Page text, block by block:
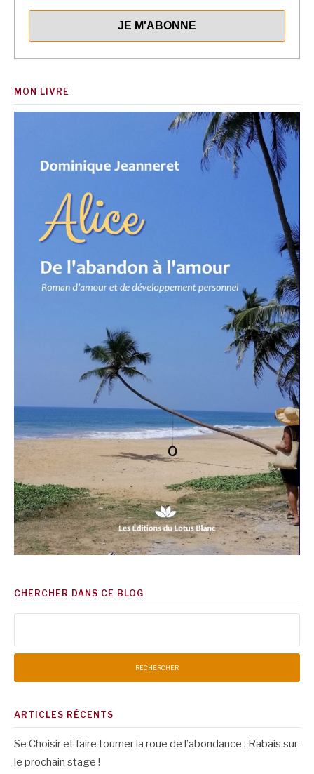
MON LIVRE
CHERCHER DANS CE BLOG
ARTICLES RÉCENTS
Se Choisir et faire tourner la roue de l’abondance : Rabais sur
le prochain stage !